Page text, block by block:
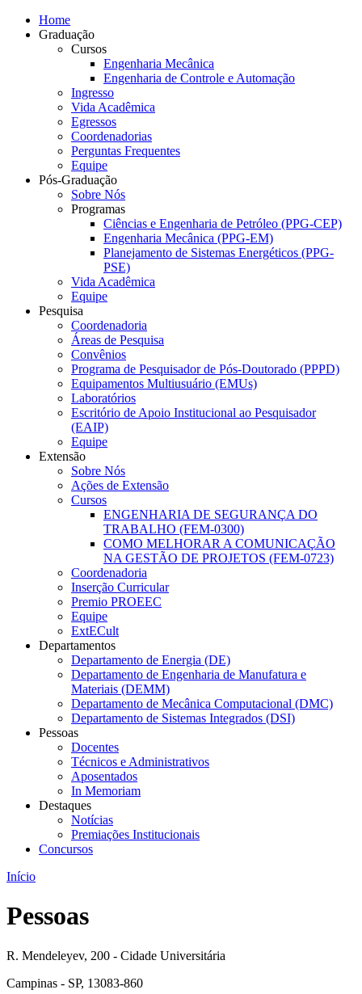
Home
Graduação
Cursos
Engenharia Mecânica
Engenharia de Controle e Automação
Ingresso
Vida Acadêmica
Egressos
Coordenadorias
Perguntas Frequentes
Equipe
Pós-Graduação
Sobre Nós
Programas
Ciências e Engenharia de Petróleo (PPG-CEP)
Engenharia Mecânica (PPG-EM)
Planejamento de Sistemas Energéticos (PPG-
PSE)
Vida Acadêmica
Equipe
Pesquisa
Coordenadoria
Áreas de Pesquisa
Convênios
Programa de Pesquisador de Pós-Doutorado (PPPD)
Equipamentos Multiusuário (EMUs)
Laboratórios
Escritório de Apoio Institucional ao Pesquisador
(EAIP)
Equipe
Extensão
Sobre Nós
Ações de Extensão
Cursos
ENGENHARIA DE SEGURANÇA DO
TRABALHO (FEM-0300)
COMO MELHORAR A COMUNICAÇÃO
NA GESTÃO DE PROJETOS (FEM-0723)
Coordenadoria
Inserção Curricular
Premio PROEEC
Equipe
ExtECult
Departamentos
Departamento de Energia (DE)
Departamento de Engenharia de Manufatura e
Materiais (DEMM)
Departamento de Mecânica Computacional (DMC)
Departamento de Sistemas Integrados (DSI)
Pessoas
Docentes
Técnicos e Administrativos
Aposentados
In Memoriam
Destaques
Notícias
Premiações Institucionais
Concursos
Início
Pessoas
R. Mendeleyev, 200 - Cidade Universitária
Campinas - SP, 13083-860